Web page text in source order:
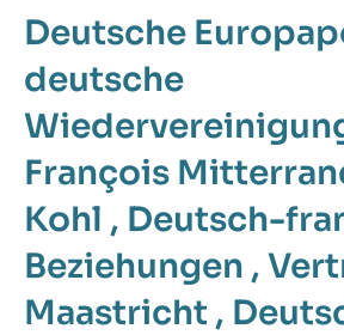
Deutsche
deutsche
François
Kohl , Deutsch-
Beziehungen ,
Maastricht ,